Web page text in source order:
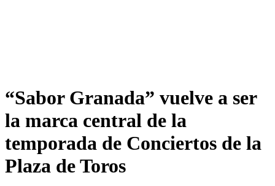
“Sabor Granada” vuelve a ser
la marca central de la
temporada de Conciertos de la
Plaza de Toros